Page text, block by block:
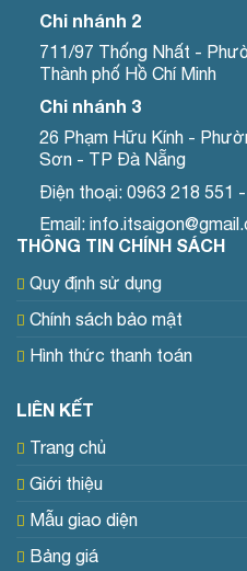
Chi nhánh 2
711/97 Thống Nhất -
Thành phố Hồ Chí Minh
Chi nhánh 3
26 Phạm Hữu Kính -
Sơn - TP Đà Nẵng
Điện thoại: 0963 218 551
Email:
THÔNG TIN CHÍNH SÁCH
Quy định sử dụng
Chính sách bảo mật
Hình thức thanh toán
LIÊN KẾT
Trang chủ
Giới thiệu
Mẫu giao diện
Bảng giá